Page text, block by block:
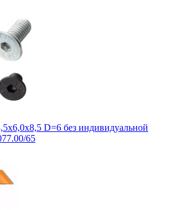
D=6 без индивидуальной
65